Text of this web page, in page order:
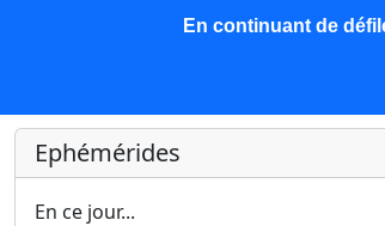
Les nouvelles Base de
Ephémérides
En ce jour...
En continuant de